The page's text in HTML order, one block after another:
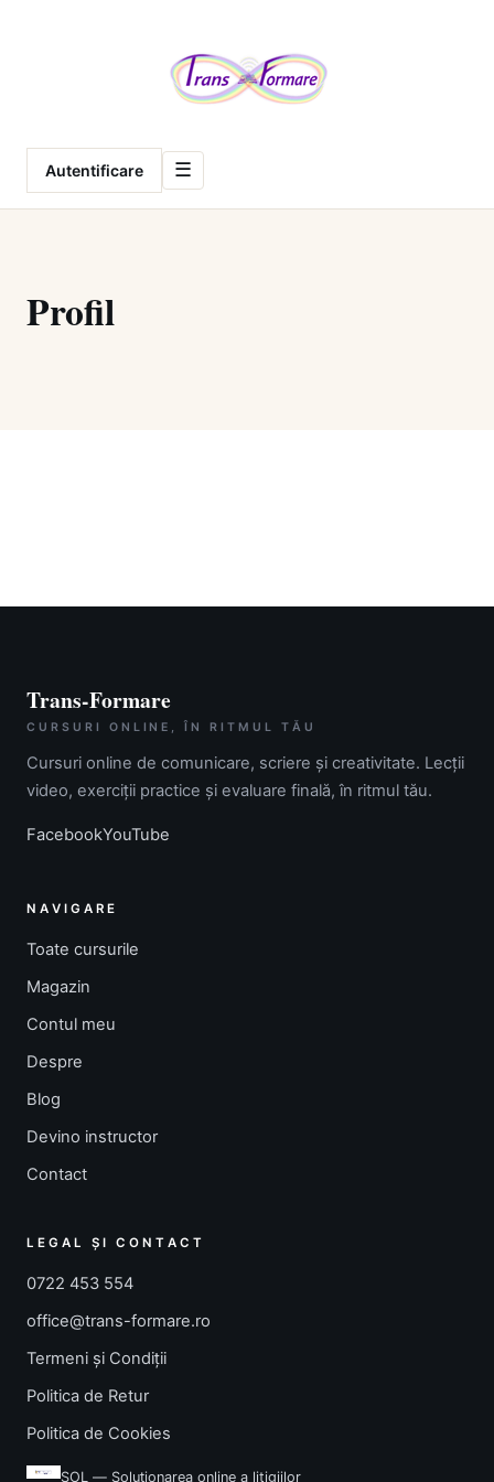
Autentificare ☰
Profil
Trans-Formare
CURSURI ONLINE, ÎN RITMUL TĂU
Cursuri online de comunicare, scriere și creativitate. Lecții
video, exerciții practice și evaluare finală, în ritmul tău.
FacebookYouTube
NAVIGARE
Toate cursurile
Magazin
Contul meu
Despre
Blog
Devino instructor
Contact
LEGAL ȘI CONTACT
0722 453 554
office@trans-formare.ro
Termeni și Condiții
Politica de Retur
Politica de Cookies
SOL — Soluționarea online a litigiilor